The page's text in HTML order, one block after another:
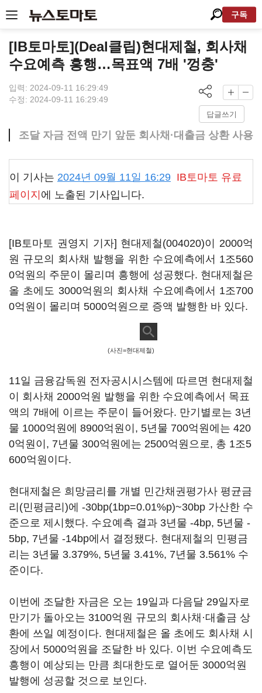
구독
[IB토마토](Deal클립)현대제철, 회사채
수요예측 흥행…목표액 7배 '껑충'
입력: 2024-09-11 16:29:49
수정: 2024-09-11 16:29:49
답글쓰기
조달 자금 전액 만기 앞둔 회사채·대출금 상환 사용
이 기사는 2024년 09월 11일 16:29 IB토마토 유료
페이지 에 노출된 기사입니다.
[IB토마토 권영지 기자] 현대제철(004020)이 2000억
원 규모의 회사채 발행을 위한 수요예측에서 1조560
0억원의 주문이 몰리며 흥행에 성공했다. 현대제철은
올 초에도 3000억원의 회사채 수요예측에서 1조700
0억원이 몰리며 5000억원으로 증액 발행한 바 있다.
(사진=현대제철)
11일 금융감독원 전자공시시스템에 따르면 현대제철
이 회사채 2000억원 발행을 위한 수요예측에서 목표
액의 7배에 이르는 주문이 들어왔다. 만기별로는 3년
물 1000억원에 8900억원이, 5년물 700억원에는 420
0억원이, 7년물 300억원에는 2500억원으로, 총 1조5
600억원이다.
현대제철은 희망금리를 개별 민간채권평가사 평균금
리(민평금리)에 -30bp(1bp=0.01%p)~30bp 가산한 수
준으로 제시했다. 수요예측 결과 3년물 -4bp, 5년물 -
5bp, 7년물 -14bp에서 결정됐다. 현대제철의 민평금
리는 3년물 3.379%, 5년물 3.41%, 7년물 3.561% 수
준이다.
이번에 조달한 자금은 오는 19일과 다음달 29일자로
만기가 돌아오는 3100억원 규모의 회사채·대출금 상
환에 쓰일 예정이다. 현대제철은 올 초에도 회사채 시
장에서 5000억원을 조달한 바 있다. 이번 수요예측도
흥행이 예상되는 만큼 최대한도로 열어둔 3000억원
발행에 성공할 것으로 보인다.